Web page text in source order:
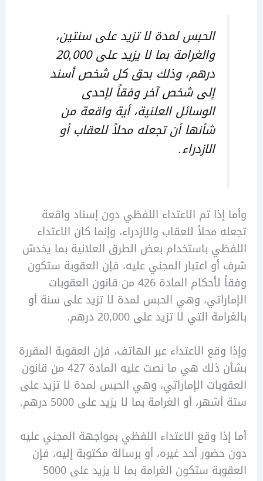
الحبس لمدة لا تزيد على سنتين،
والغرامة بما لا يزيد على 20,000
درهم، وذلك بحق كل شخص أسند
إلى شخص آخر وفقاً لإحدى
الوسائل العلنية، أية واقعة من
شأنها أن تجعله محلاً للعقاب أو
الازدراء.
تم الاعتداء اللفظي دون إسناد واقعة
محلاً للعقاب والازدراء، وإنما كان الاعتداء
باستخدام بعض الطرق العلانية بما يخدش
اعتبار المجني عليه، فإن العقوبة ستكون
وفقاً لأحكام المادة 426 من قانون العقوبات
وهي الحبس لمدة لا تزيد على سنة أو
التي لا تزيد على 20,000 درهم.
الاعتداء عبر الهاتف، فإن العقوبة المقررة
بشأن ذلك هي ما نصت عليه المادة 427 من قانون
الإماراتي، وهي الحبس لمدة لا تزيد على
أو الغرامة بما لا يزيد على 5000 درهم.
وقع الاعتداء اللفظي بمواجهة المجني عليه
أحد غيره، أو برسالة مكتوبة إليه، فإن
العقوبة ستكون الغرامة بما لا يزيد على 5000